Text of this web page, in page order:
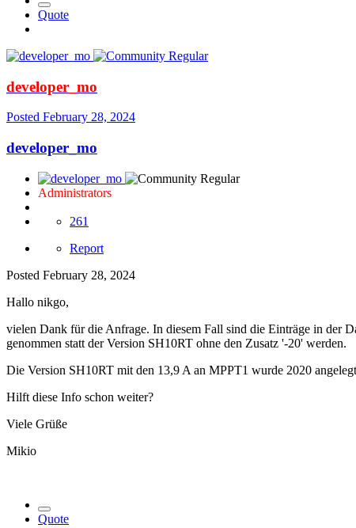
Quote
developer_mo
Posted February 28, 2024
developer_mo
Administrators
261
Report
Posted February 28, 2024
Hallo nikgo,
vielen Dank für die Anfrage. In diesem Fall sind die Einträge in der
genommen statt der Version SH10RT ohne den Zusatz '-20' werden.
Die Version SH10RT mit den 13,9 A an MPPT1 wurde 2020
Hilft diese Info schon weiter?
Viele Grüße
Mikio
Quote